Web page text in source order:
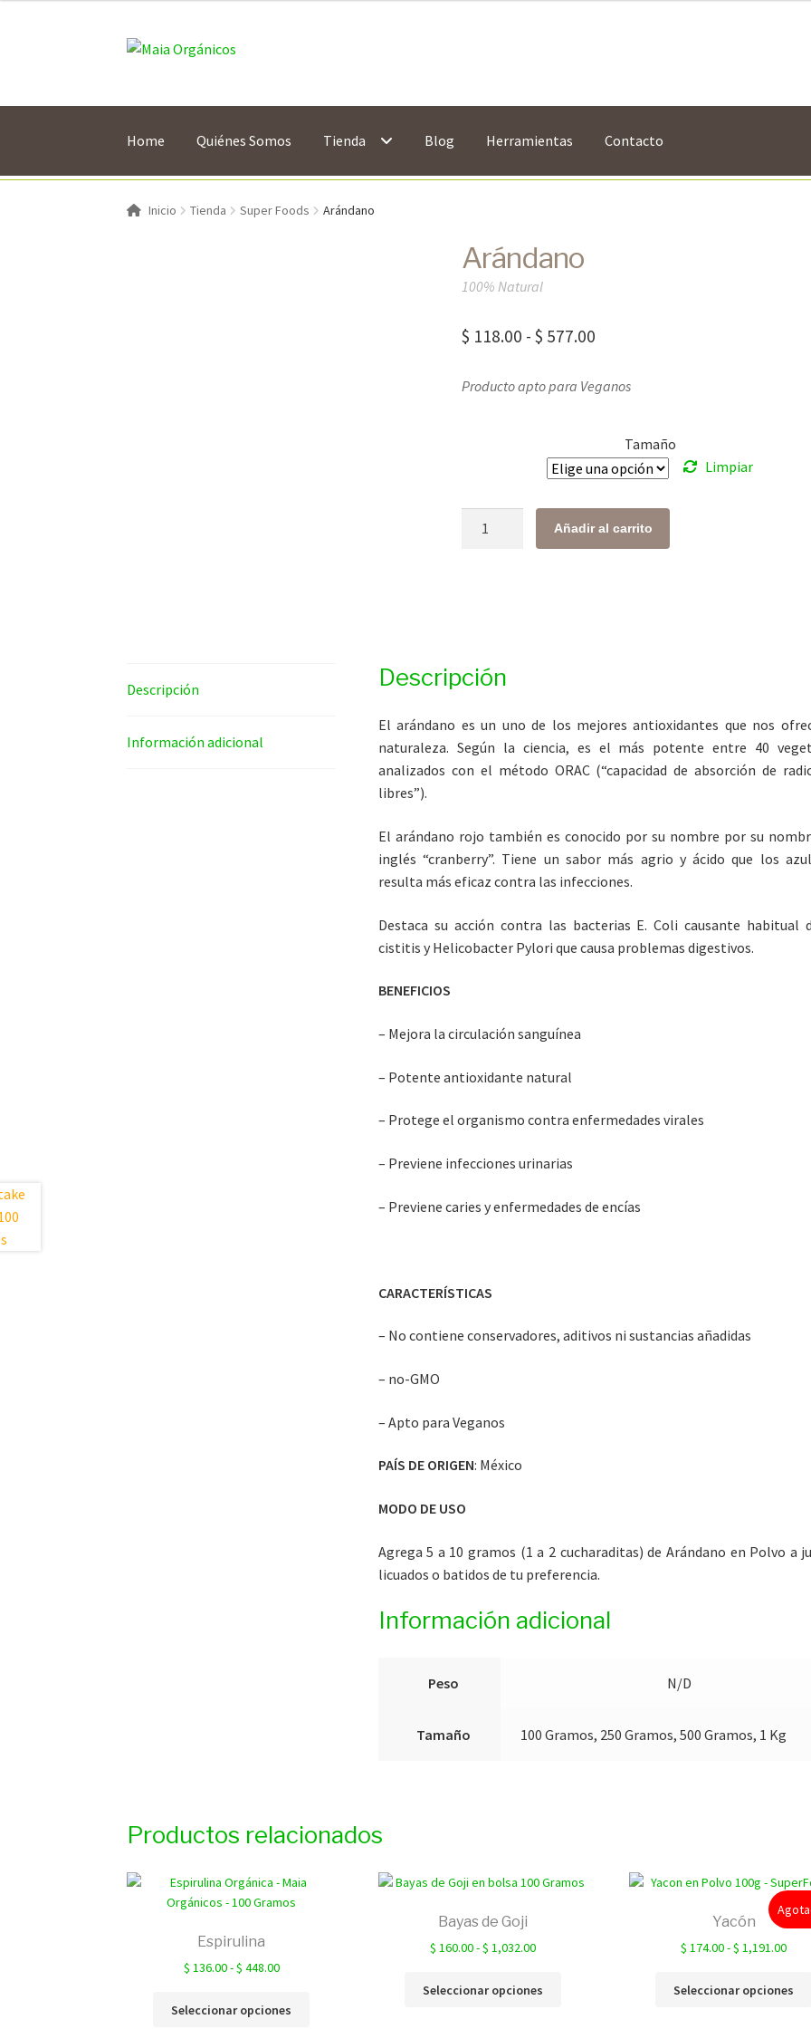
Saltar
Ir
Home Quiénes Somos Tienda Blog Herramientas Contacto
Inicio Tienda Super Foods Arándano
Arándano
100% Natural
$ 118.00 - $ 577.00
precios:
$ 118.00
hasta
$ 577.00
Producto apto para Veganos
Tamaño
Limpiar
Añadir al carrito
Descripción
Información adicional
Descripción
El arándano es un uno de los mejores antioxidantes que nos
naturaleza. Según la ciencia, es el más potente entre 40
analizados con el método ORAC (“capacidad de absorción de
libres”).
El arándano rojo también es conocido por su nombre por su
inglés “cranberry”. Tiene un sabor más agrio y ácido que los
resulta más eficaz contra las infecciones.
Destaca su acción contra las bacterias E. Coli causante habitual
cistitis y Helicobacter Pylori que causa problemas digestivos.
BENEFICIOS
– Mejora la circulación sanguínea
– Potente antioxidante natural
– Protege el organismo contra enfermedades virales
– Previene infecciones urinarias
– Previene caries y enfermedades de encías
CARACTERÍSTICAS
– No contiene conservadores, aditivos ni sustancias añadidas
– no-GMO
– Apto para Veganos
PAÍS DE ORIGEN: México
MODO DE USO
Agrega 5 a 10 gramos (1 a 2 cucharaditas) de Arándano en Polvo a
licuados o batidos de tu preferencia.
Información adicional
Peso N/D
Tamaño 100 Gramos, 250 Gramos, 500 Gramos, 1 Kg
Productos relacionados
Espirulina
$ 136.00-$ 448.00Rango
precios:
Seleccionar opciones
Bayas de Goji
$ 160.00-$ 1,032.00Rango
precios:
Seleccionar opciones
Yacón
$ 174.00-$ 1,191.00
Seleccionar opciones